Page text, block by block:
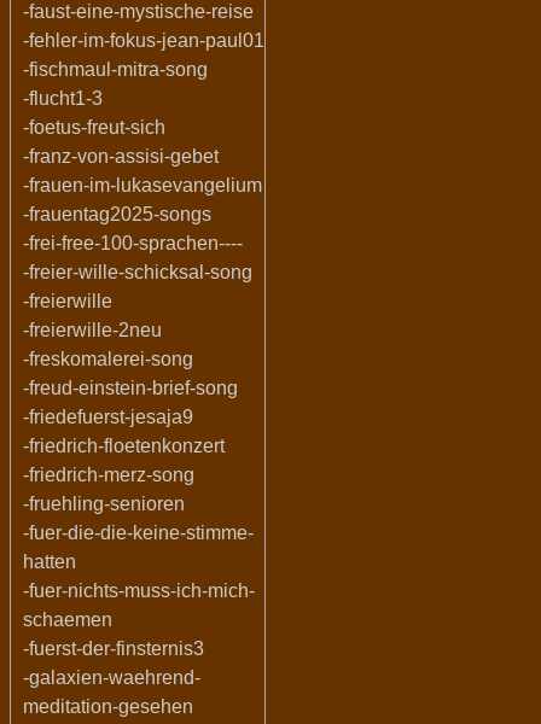
-faust-eine-mystische-reise
-fehler-im-fokus-jean-paul01
-fischmaul-mitra-song
-flucht1-3
-foetus-freut-sich
-franz-von-assisi-gebet
-frauen-im-lukasevangelium
-frauentag2025-songs
-frei-free-100-sprachen----
-freier-wille-schicksal-song
-freierwille
-freierwille-2neu
-freskomalerei-song
-freud-einstein-brief-song
-friedefuerst-jesaja9
-friedrich-floetenkonzert
-friedrich-merz-song
-fruehling-senioren
-fuer-die-die-keine-stimme-
hatten
-fuer-nichts-muss-ich-mich-
schaemen
-fuerst-der-finsternis3
-galaxien-waehrend-
meditation-gesehen